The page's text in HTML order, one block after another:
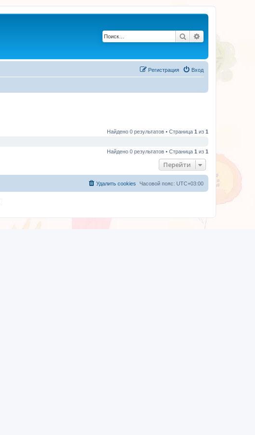
Поиск
Вход
Регистрация
Найдено 0 результатов • Страница 1 из 1
Найдено 0 результатов • Страница 1 из 1
Перейти
Часовой пояс: UTC+03:00
Удалить cookies